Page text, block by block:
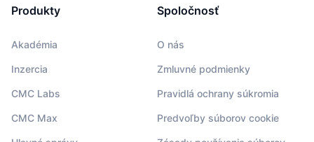
Produkty
Akadémia
Inzercia
CMC Labs
CMC Max
Spoločnosť
O nás
Zmluvné podmienky
Pravidlá ochrany súkromia
Predvoľby súborov cookie